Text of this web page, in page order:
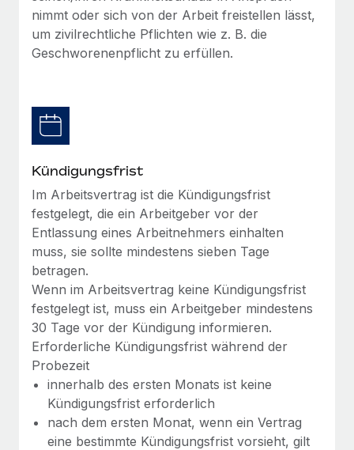
Niederlassungen
Mobilität und Relocation
Mühelose Relocation von Mitarbeiter:innen
Mühelose Verwaltung von Benefits
Management und Payroll
Reverse Tech auf einen Blick Das Gesundheits- und
Wellness-Startup Reverse Tech hat das globale...
Den Blog erkunden
Neues zu Remote-Produkten: Integration mit
Gusto und Zero und Contractor Management
Plus
Auch im neuen Jahr wollen wir bei Remote Unternehmen
Mehr erfahren
Wie Phiture 55 Mitarbeiter:innen in 19 Ländern
mit Remote verwaltet
Phiture ist der unumstrittene Marktführer im Bereich der
Wachstumsberatung für mobile Apps. Das...
Mehr erfahren
nimmt oder sich von der Arbeit freistellen lässt,
um zivilrechtliche Pflichten wie z. B. die
Geschworenenpflicht zu erfüllen.
Kündigungsfrist
Im Arbeitsvertrag ist die Kündigungsfrist
festgelegt, die ein Arbeitgeber vor der
Entlassung eines Arbeitnehmers einhalten
muss, sie sollte mindestens sieben Tage
betragen.
Wenn im Arbeitsvertrag keine Kündigungsfrist
festgelegt ist, muss ein Arbeitgeber mindestens
30 Tage vor der Kündigung informieren.
Erforderliche Kündigungsfrist während der
Probezeit
innerhalb des ersten Monats ist keine
Kündigungsfrist erforderlich
nach dem ersten Monat, wenn ein Vertrag
eine bestimmte Kündigungsfrist vorsieht, gilt